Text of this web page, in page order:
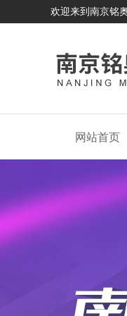
欢迎来到南京铭
网站首页